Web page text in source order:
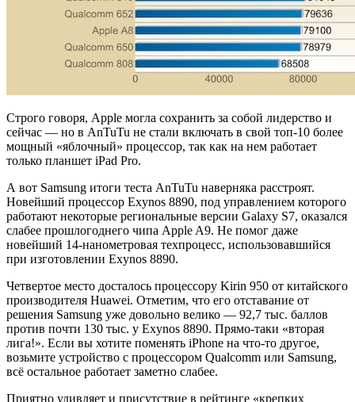
Строго говоря, Apple могла сохранить за собой лидерство и
сейчас — но в AnTuTu не стали включать в свой топ-10 более
мощный «яблочный» процессор, так как на нем работает
только планшет iPad Pro.
А вот Samsung итоги теста AnTuTu наверняка расстроят.
Новейший процессор Exynos 8890, под управлением которого
работают некоторые региональные версии Galaxy S7, оказался
слабее прошлогоднего чипа Apple A9. Не помог даже
новейший 14-нанометровая техпроцесс, использовавшийся
при изготовлении Exynos 8890.
Четвертое место досталось процессору Kirin 950 от китайского
производителя Huawei. Отметим, что его отставание от
решения Samsung уже довольно велико — 92,7 тыс. баллов
против почти 130 тыс. у Exynos 8890. Прямо-таки «вторая
лига!». Если вы хотите поменять iPhone на что-то другое,
возьмите устройство с процессором Qualcomm или Samsung,
всё остальное работает заметно слабее.
Приятно удивляет и присутствие в рейтинге «крепких